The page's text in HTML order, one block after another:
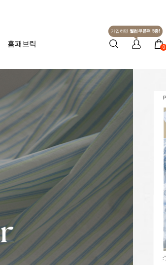
홈패브릭
가입하면 웰컴쿠폰팩 5종!
0